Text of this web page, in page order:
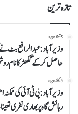
تازہ ترین
5 گھنٹے ago
وزیر آباد:عبدالرافع بٹ
حاصل کر کے گکھڑ کا نام
5 گھنٹے ago
وزیرآباد:پی ٹی آئی کی
رہائش گاہ پر بھاری نفری